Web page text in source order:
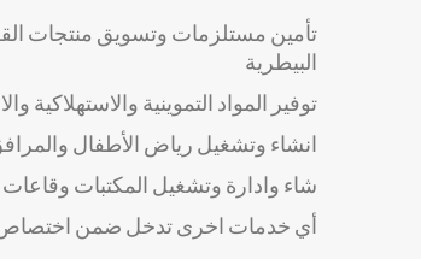
تأمين مستلزمات وتسويق منتجات
البيطرية
توفير المواد التموينية والاستهلاكية
انشاء وتشغيل رياض الأطفال
شاء وادارة وتشغيل المكتبات وقاعات
أي خدمات اخرى تدخل ضمن اختصاص